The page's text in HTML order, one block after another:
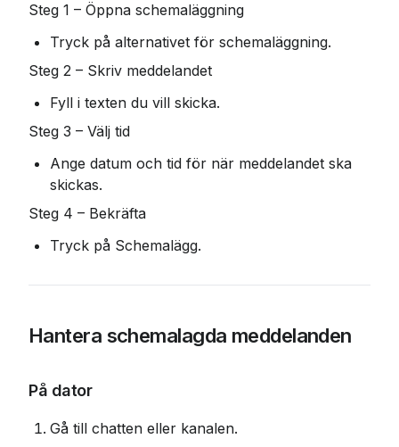
Steg 1 – Öppna schemaläggning
Tryck på alternativet för schemaläggning.
Steg 2 – Skriv meddelandet
Fyll i texten du vill skicka.
Steg 3 – Välj tid
Ange datum och tid för när meddelandet ska
skickas.
Steg 4 – Bekräfta
Tryck på Schemalägg.
Hantera schemalagda meddelanden
På dator
Gå till chatten eller kanalen.